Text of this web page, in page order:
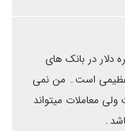
دلار در بانک های
عظیمی است۔ من نمی
معاملات میتواند